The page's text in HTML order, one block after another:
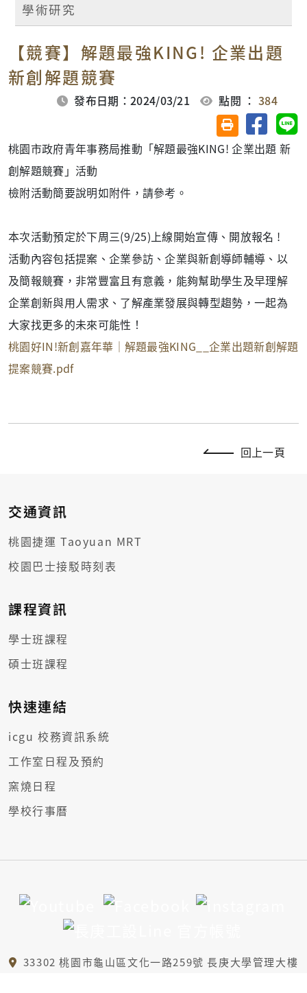
學術研究
【競賽】解題最強KING! 企業出題
新創解題競賽
發布日期：2024/03/21 點閱 ：384
友善列印(另開視
分享至
桃園市政府青年事務局推動「解題最強KING! 企業出題 新
創解題競賽」活動
檢附活動簡要說明如附件，請參考。
本次活動預定於下周三(9/25)上線開始宣傳、開放報名 !
活動內容包括提案、企業參訪、企業與新創導師輔導、以
及簡報競賽，非常豐富且有意義，能夠幫助學生及早理解
企業創新與用人需求、了解產業發展與轉型趨勢，一起為
大家找更多的未來可能性！
桃園好IN!新創嘉年華｜解題最強KING__企業出題新創解題
提案競賽.pdf
回上一頁
交通資訊
桃園捷運 Taoyuan MRT
校園巴士接駁時刻表
課程資訊
學士班課程
碩士班課程
快速連結
icgu 校務資訊系統
工作室日程及預約
窯燒日程
學校行事曆
33302 桃園市龜山區文化一路259號 長庚大學管理大樓